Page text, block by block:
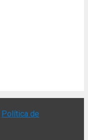
Política de